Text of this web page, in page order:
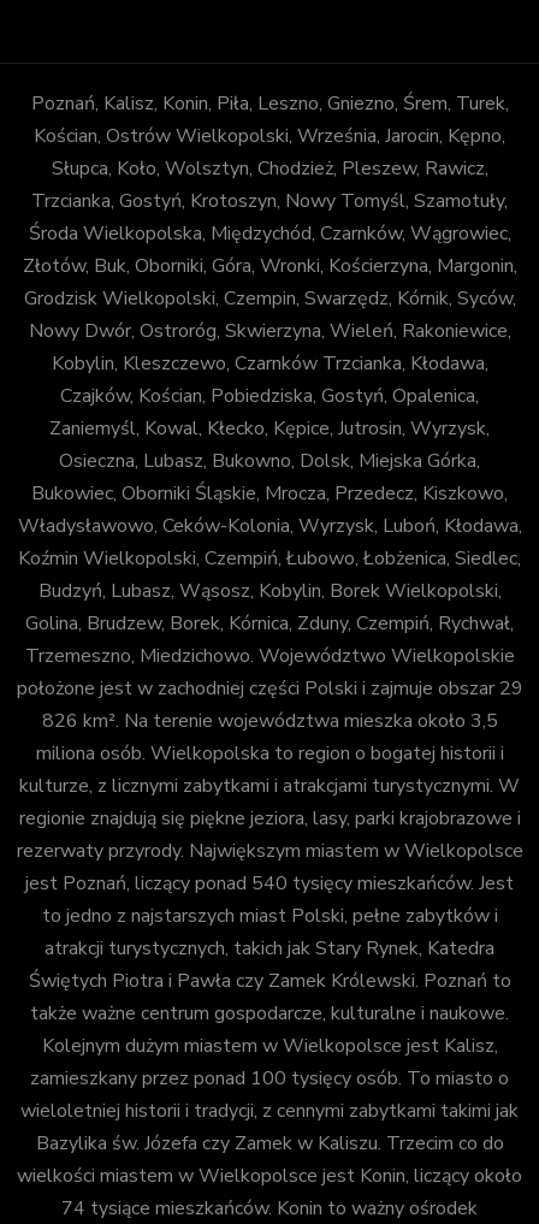
Poznań, Kalisz, Konin, Piła, Leszno, Gniezno, Śrem, Turek,
Kościan, Ostrów Wielkopolski, Września, Jarocin, Kępno,
Słupca, Koło, Wolsztyn, Chodzież, Pleszew, Rawicz,
Trzcianka, Gostyń, Krotoszyn, Nowy Tomyśl, Szamotuły,
Środa Wielkopolska, Międzychód, Czarnków, Wągrowiec,
Złotów, Buk, Oborniki, Góra, Wronki, Kościerzyna, Margonin,
Grodzisk Wielkopolski, Czempin, Swarzędz, Kórnik, Syców,
Nowy Dwór, Ostroróg, Skwierzyna, Wieleń, Rakoniewice,
Kobylin, Kleszczewo, Czarnków Trzcianka, Kłodawa,
Czajków, Kościan, Pobiedziska, Gostyń, Opalenica,
Zaniemyśl, Kowal, Kłecko, Kępice, Jutrosin, Wyrzysk,
Osieczna, Lubasz, Bukowno, Dolsk, Miejska Górka,
Bukowiec, Oborniki Śląskie, Mrocza, Przedecz, Kiszkowo,
Władysławowo, Ceków-Kolonia, Wyrzysk, Luboń, Kłodawa,
Koźmin Wielkopolski, Czempiń, Łubowo, Łobżenica, Siedlec,
Budzyń, Lubasz, Wąsosz, Kobylin, Borek Wielkopolski,
Golina, Brudzew, Borek, Kórnica, Zduny, Czempiń, Rychwał,
Trzemeszno, Miedzichowo. Województwo Wielkopolskie
położone jest w zachodniej części Polski i zajmuje obszar 29
826 km². Na terenie województwa mieszka około 3,5
miliona osób. Wielkopolska to region o bogatej historii i
kulturze, z licznymi zabytkami i atrakcjami turystycznymi. W
regionie znajdują się piękne jeziora, lasy, parki krajobrazowe i
rezerwaty przyrody. Największym miastem w Wielkopolsce
jest Poznań, liczący ponad 540 tysięcy mieszkańców. Jest
to jedno z najstarszych miast Polski, pełne zabytków i
atrakcji turystycznych, takich jak Stary Rynek, Katedra
Świętych Piotra i Pawła czy Zamek Królewski. Poznań to
także ważne centrum gospodarcze, kulturalne i naukowe.
Kolejnym dużym miastem w Wielkopolsce jest Kalisz,
zamieszkany przez ponad 100 tysięcy osób. To miasto o
wieloletniej historii i tradycji, z cennymi zabytkami takimi jak
Bazylika św. Józefa czy Zamek w Kaliszu. Trzecim co do
wielkości miastem w Wielkopolsce jest Konin, liczący około
74 tysiące mieszkańców. Konin to ważny ośrodek